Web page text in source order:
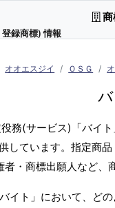
録商標) 情報
オオエスジイ ＯＳＧ
務(サービス)「バイ
しています。指定商
・商標出願人など、
イト」において、ど